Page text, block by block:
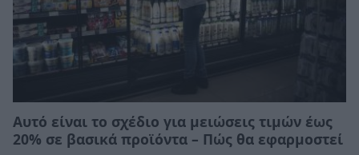
Αυτό είναι το σχέδιο για μειώσεις τιμών έως
20% σε βασικά προϊόντα – Πώς θα εφαρμοστεί